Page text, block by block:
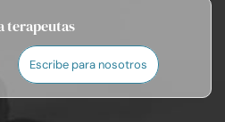
terapeutas
Escribe para nosotros